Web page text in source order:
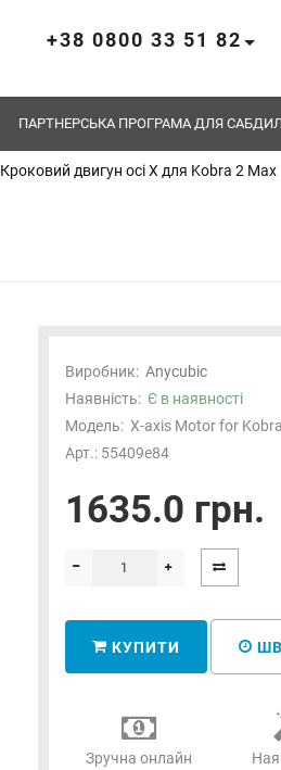
+38 0800 33 51 82
ПАРТНЕРСЬКА ПРОГРАМА ДЛЯ
Кроковий двигун осі X для Kobra 2 Max
Виробник: Anycubic
Наявність: Є в наявності
Модель: X-axis Motor for
Арт.: 55409e84
1635.0 грн.
КУПИТИ
Зручна онлайн